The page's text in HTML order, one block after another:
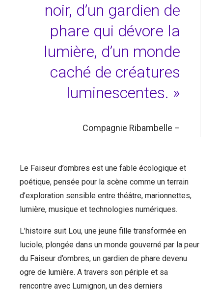
noir, d’un gardien de
phare qui dévore la
lumière, d’un monde
caché de créatures
luminescentes. »
Compagnie Ribambelle –
Le Faiseur d’ombres est une fable écologique et
poétique, pensée pour la scène comme un terrain
d’exploration sensible entre théâtre, marionnettes,
lumière, musique et technologies numériques.
L’histoire suit Lou, une jeune fille transformée en
luciole, plongée dans un monde gouverné par la peur
du Faiseur d’ombres, un gardien de phare devenu
ogre de lumière. A travers son périple et sa
rencontre avec Lumignon, un des derniers